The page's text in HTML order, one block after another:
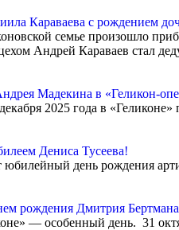
Караваева с рождением
семье произошло
Андрей Караваев стал
Мадекина в «Геликон-
2025 года в
Дениса Тусеева!
юбилейный день рождения
рождения Дмитрия
— особенный день. 31